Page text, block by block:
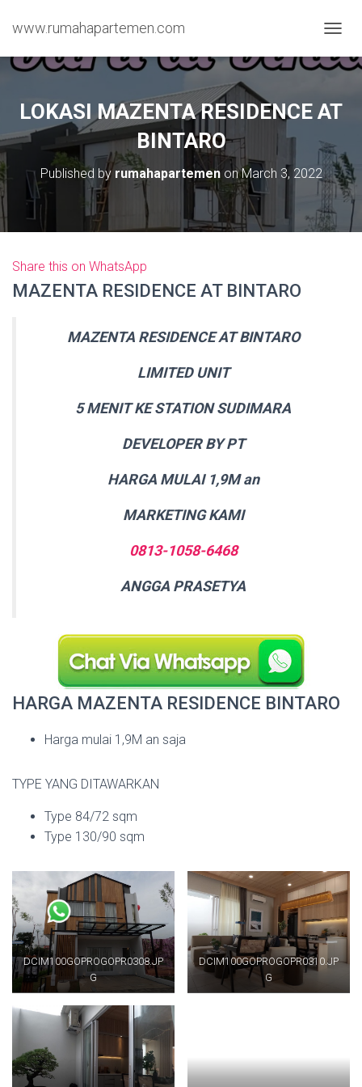
www.rumahapartemen.com
O
G
L
E
A
V
I
A
T
LOKASI MAZENTA RESIDENCE AT
BINTARO
Published byrumahapartemenonMarch 3, 2022
Share this on WhatsApp
MAZENTA RESIDENCE AT BINTARO
MAZENTA RESIDENCE AT BINTARO
LIMITED UNIT
5 MENIT KE STATION SUDIMARA
DEVELOPER BY PT
HARGA MULAI 1,9M an
MARKETING KAMI
0813-1058-6468
ANGGA PRASETYA
HARGA MAZENTA RESIDENCE BINTARO
Harga mulai 1,9M an saja
TYPE YANG DITAWARKAN
Type 84/72 sqm
Type 130/90 sqm
DCIM100GOPROGOPR0308.JP
G
DCIM100GOPROGOPR0310.JP
G